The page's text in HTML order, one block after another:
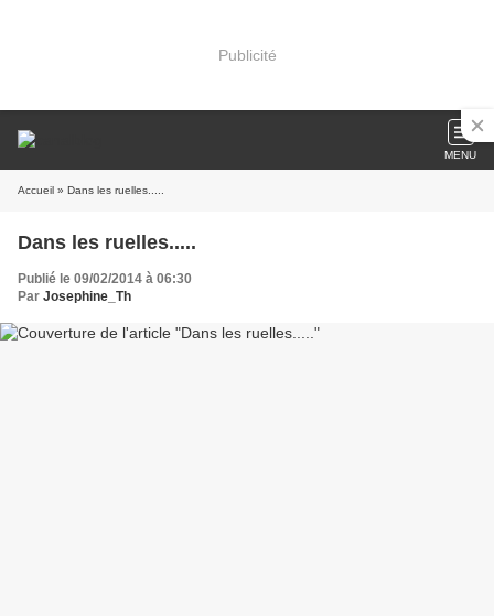
Publicité
MENU
Accueil » Dans les ruelles.....
Dans les ruelles.....
Publié le 09/02/2014 à 06:30
Par Josephine_Th